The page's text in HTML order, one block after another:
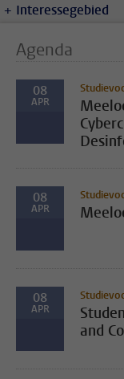
Interessegebied
Agenda
08
APR
08
APR
08
APR
and